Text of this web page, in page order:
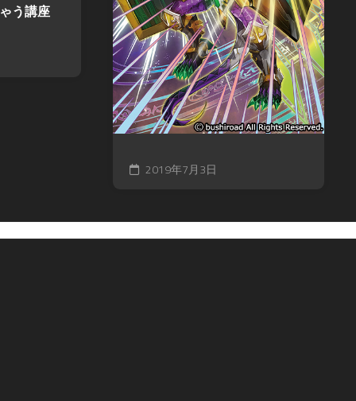
う講座
2019年7月3日